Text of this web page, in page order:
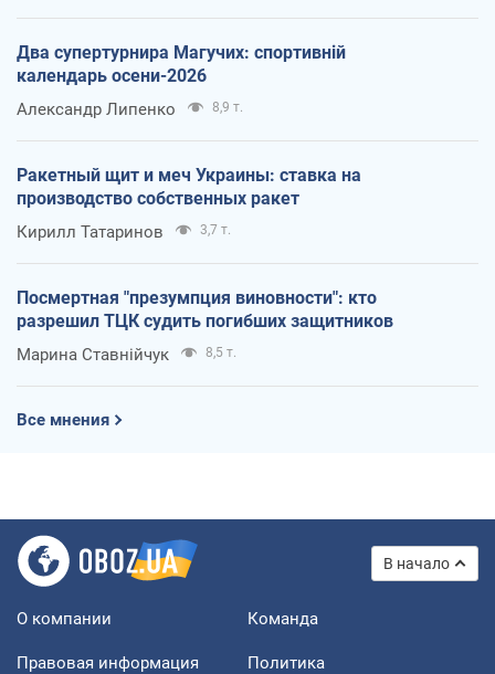
Два супертурнира Магучих: спортивній
календарь осени-2026
Александр Липенко 8,9 т.
Ракетный щит и меч Украины: ставка на
производство собственных ракет
Кирилл Татаринов 3,7 т.
Посмертная "презумпция виновности": кто
разрешил ТЦК судить погибших защитников
Марина Ставнійчук 8,5 т.
Все мнения
В начало
О компании Команда
Правовая информация
Политика